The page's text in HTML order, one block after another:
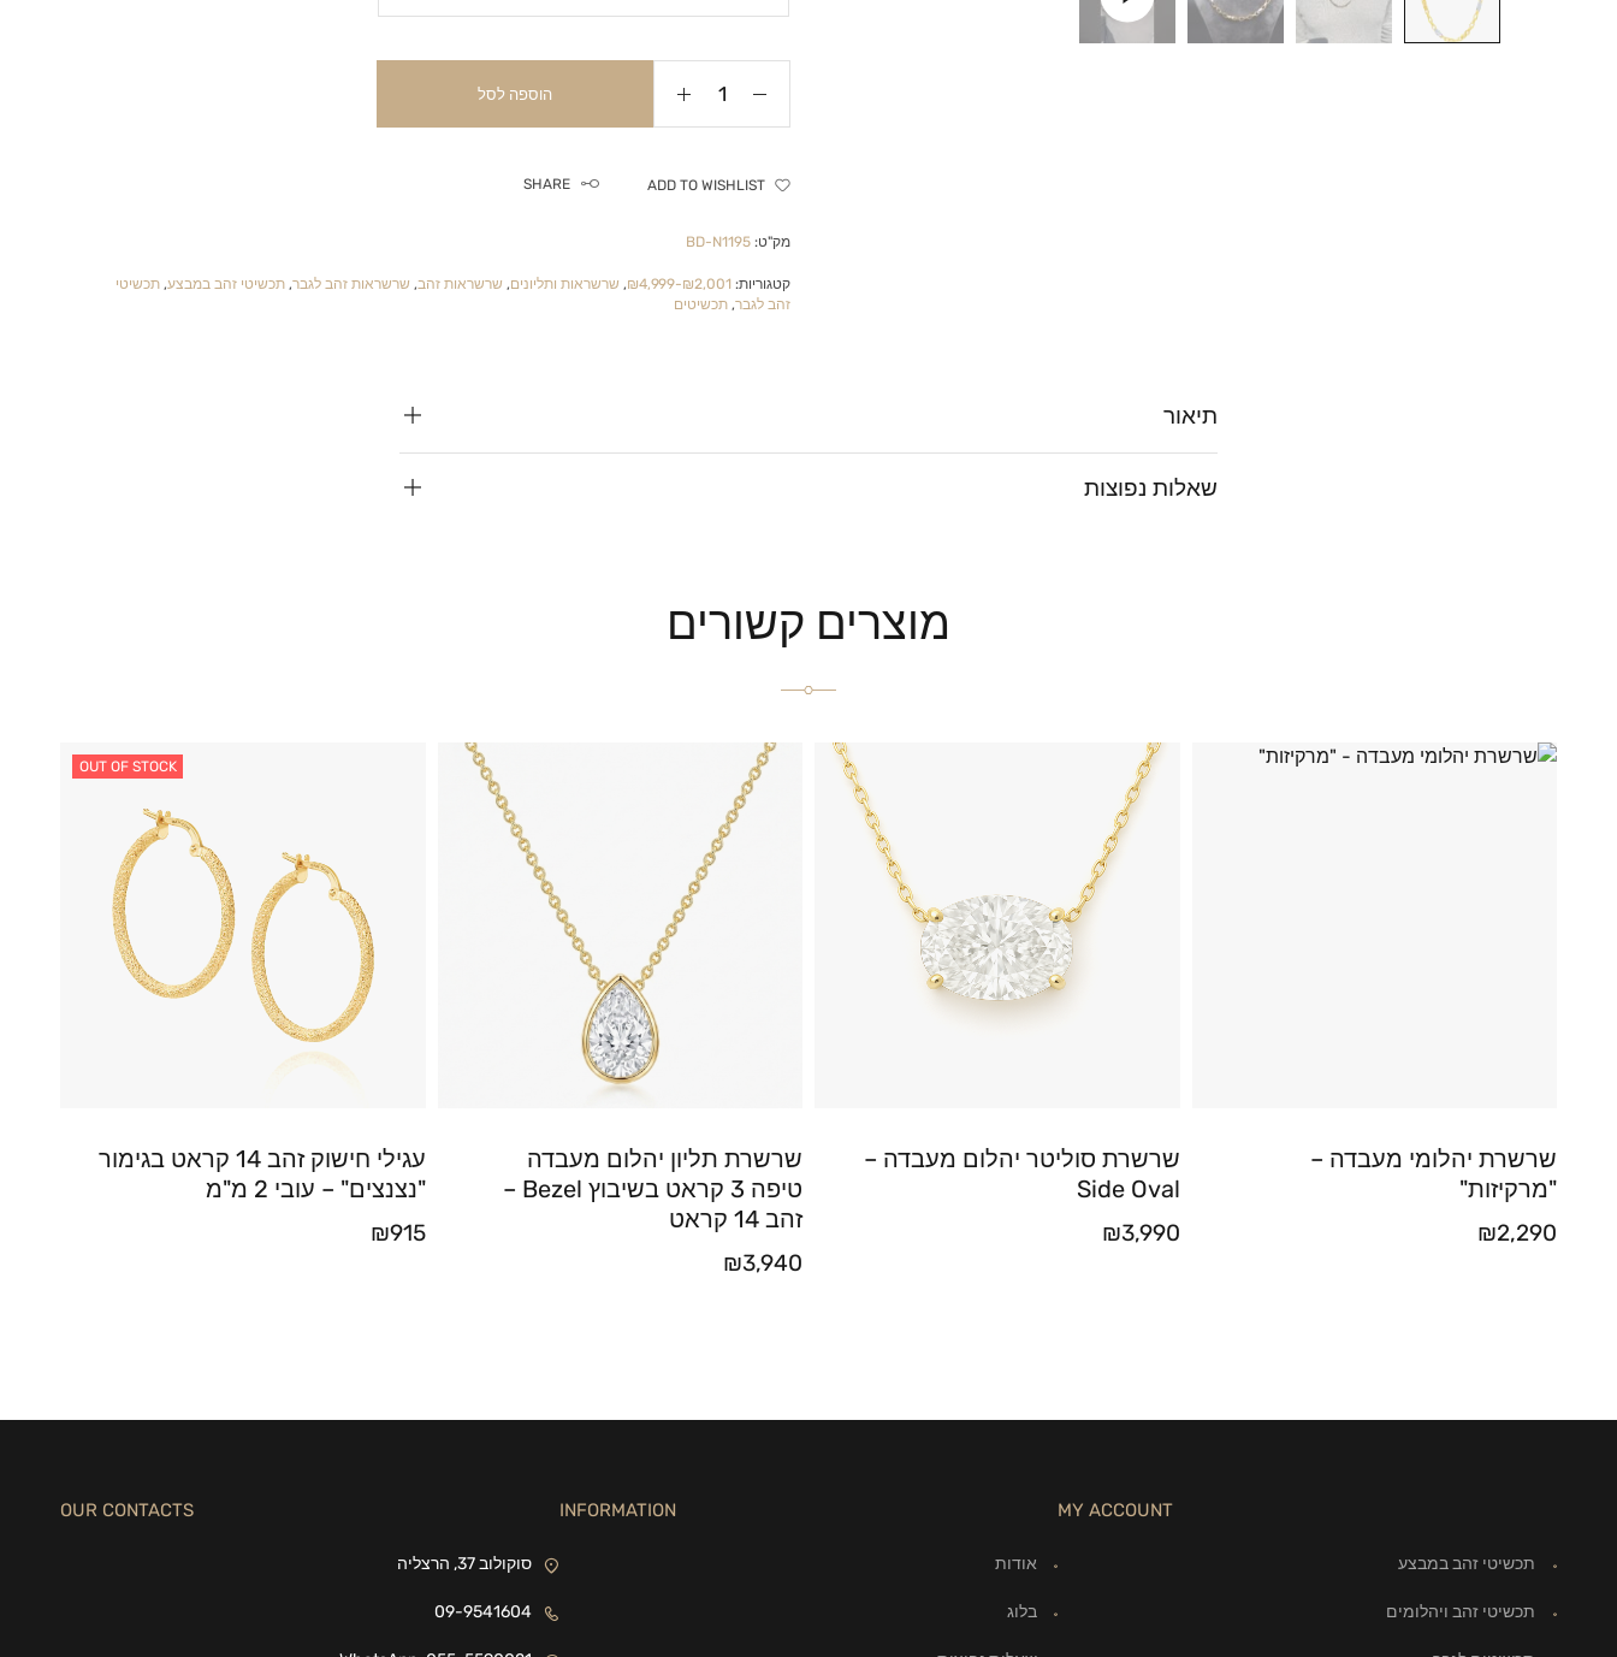
הוספה לסל
ADD TO WISHLIST
SHARE
מק"ט: BD-N1195
קטגוריות: ₪2,001-₪4,999
, שרשראות ותליונים, שרשראות זהב, שרשראות זהב לגבר, תכשיטי זהב במבצע, תכשיטי
זהב לגבר, תכשיטים
תיאור
שאלות נפוצות
מוצרים קשורים
שרשרת יהלומי מעבדה –
"מרקיזות"
₪2,290
שרשרת סוליטר יהלום מעבדה –
Side Oval
₪3,990
שרשרת תליון יהלום מעבדה
טיפה 3 קראט בשיבוץ Bezel –
זהב 14 קראט
₪3,940
OUT OF STOCK
עגילי חישוק זהב 14 קראט בגימור
"נצנצים" – עובי 2 מ"מ
₪915
MY ACCOUNT
תכשיטי זהב במבצע
תכשיטי זהב ויהלומים
INFORMATION
אודות
בלוג
OUR CONTACTS
סוקולוב 37, הרצליה
09-9541604